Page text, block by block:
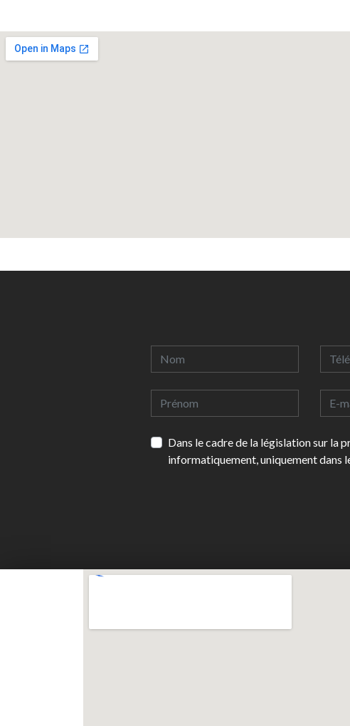
Dans le cadre de la législation sur la
informatiquement, uniquement dans